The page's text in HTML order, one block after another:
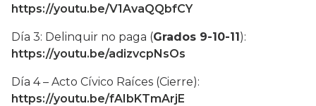
https://youtu.be/V1AvaQQbfCY
Día 3: Delinquir no paga (Grados 9-10-11):
https://youtu.be/adizvcpNsOs
Día 4 – Acto Cívico Raíces (Cierre):
https://youtu.be/fAIbKTmArjE